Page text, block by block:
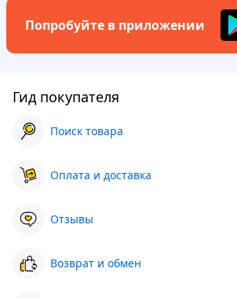
Попробуйте в приложении
Гид покупателя
Поиск товара
Оплата и доставка
Отзывы
Возврат и обмен